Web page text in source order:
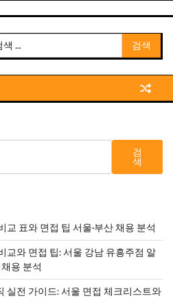
검
색
교 표와 면접 팁 서울·부산 채용 분석
교와 면접 팁: 서울 강남 유흥주점 알
용 분석
실전 가이드: 서울 면접 체크리스트와